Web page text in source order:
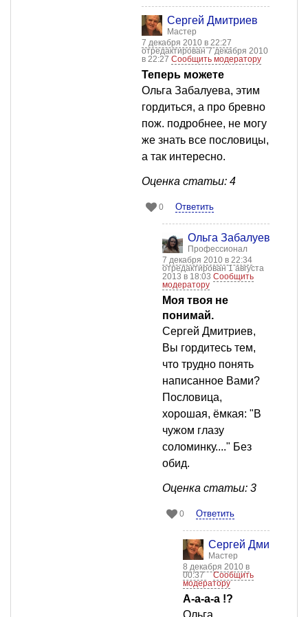
Сергей Дмитриев
Мастер
7 декабря 2010 в 22:27
отредактирован 7 декабря 2010
в 22:27 Сообщить модератору
Теперь можете
Ольга Забалуева, этим
гордиться, а про бревно
пож. подробнее, не могу
же знать все пословицы,
а так интересно.
Оценка статьи: 4
0 Ответить
Ольга Забалуева
Профессионал
7 декабря 2010 в 22:34
отредактирован 1 августа
2013 в 18:03 Сообщить
модератору
Моя твоя не
понимай.
Сергей Дмитриев,
Вы гордитесь тем,
что трудно понять
написанное Вами?
Пословица,
хорошая, ёмкая: "В
чужом глазу
соломинку...." Без
обид.
Оценка статьи: 3
0 Ответить
Сергей Дмитриев
Мастер
8 декабря 2010 в
00:37
Сообщить
модератору
А-а-а-а !?